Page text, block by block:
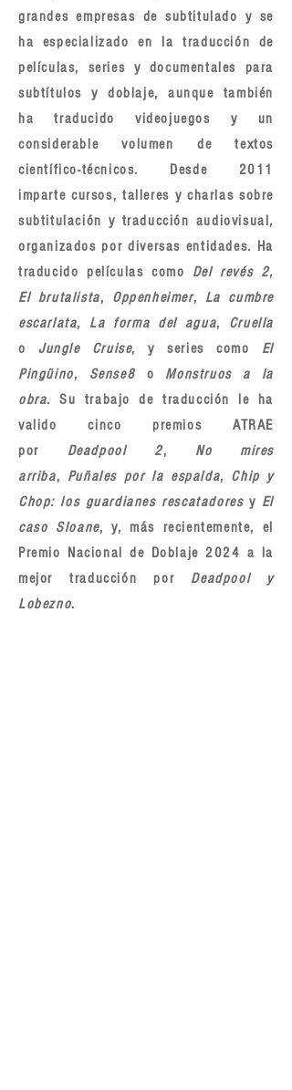
grandes empresas de subtitulado y se
ha especializado en la traducción de
películas, series y documentales para
subtítulos y doblaje, aunque también
ha traducido videojuegos y un
considerable volumen de textos
científico-técnicos. Desde 2011
imparte cursos, talleres y charlas sobre
subtitulación y traducción audiovisual,
organizados por diversas entidades. Ha
traducido películas como Del revés 2,
El brutalista, Oppenheimer, La cumbre
escarlata, La forma del agua, Cruella
o Jungle Cruise, y series como El
Pingüino, Sense8 o Monstruos a la
obra. Su trabajo de traducción le ha
valido cinco premios ATRAE
por Deadpool 2, No mires
arriba, Puñales por la espalda, Chip y
Chop: los guardianes rescatadoresy El
caso Sloane, y, más recientemente, el
Premio Nacional de Doblaje 2024 a la
mejor traducción por Deadpool y
Lobezno.